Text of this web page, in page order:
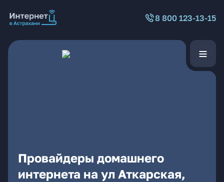
8 800 123-13-15
Провайдеры домашнего
интернета на ул Аткарская,